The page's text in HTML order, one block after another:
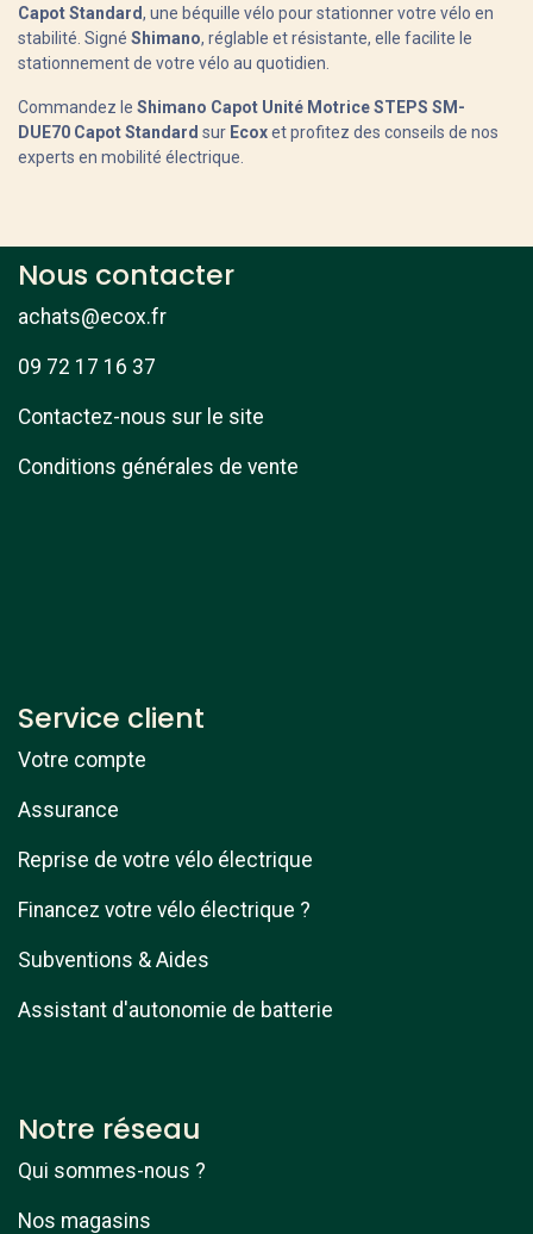
Capot Standard, une béquille vélo pour stationner votre vélo en
stabilité. Signé Shimano, réglable et résistante, elle facilite le
stationnement de votre vélo au quotidien.
Commandez le Shimano Capot Unité Motrice STEPS SM-
DUE70 Capot Standard sur Ecoxet profitez des conseils de nos
experts en mobilité électrique.
Nous contacter
achats@ecox.fr
09 72 17 16 37
Contactez-nous sur le site
Conditions générales de vente
Service client
Votre compte
Assurance
Reprise de votre vélo électrique
Financez votre vélo électrique ?
Subventions & Aides
Assistant d'autonomie de batterie
Notre réseau
Qui sommes-nous ?
Nos magasins